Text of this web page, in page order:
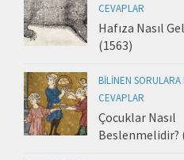
CEVAPLAR
Hafıza Nasıl
(1563)
BILINEN SORULARA
CEVAPLAR
Çocuklar Nasıl
Beslenmelidir?